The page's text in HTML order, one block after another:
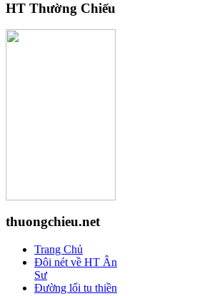
HT Thường Chiếu
thuongchieu.net
Trang Chủ
Đôi nét về HT Ân
Sư
Đường lối tu thiền